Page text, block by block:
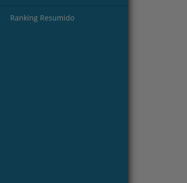
Ranking Resumido